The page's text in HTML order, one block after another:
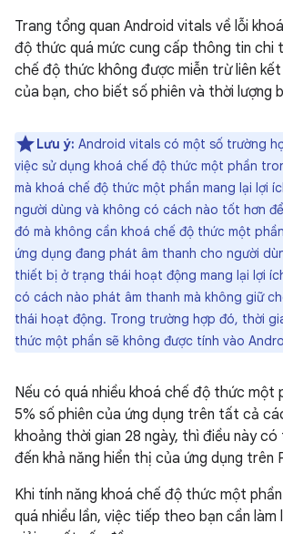
Trang tổng quan Android vitals về lỗi
độ thức quá mức cung cấp thông tin chi
chế độ thức không được miễn trừ liên kết
của bạn, cho biết số phiên và thời lượng
Lưu ý: Android vitals có một số trường
việc sử dụng khoá chế độ thức một phần
mà khoá chế độ thức một phần mang lại lợi
người dùng và không có cách nào tốt hơn
đó mà không cần khoá chế độ thức một
ứng dụng đang phát âm thanh cho người
thiết bị ở trạng thái hoạt động mang lại lợi
có cách nào phát âm thanh mà không giữ
thái hoạt động. Trong trường hợp đó, thời
thức một phần sẽ không được tính vào
Nếu có quá nhiều khoá chế độ thức một
5% số phiên của ứng dụng trên tất cả
khoảng thời gian 28 ngày, thì điều này có
đến khả năng hiển thị của ứng dụng trên
Khi tính năng khoá chế độ thức một
quá nhiều lần, việc tiếp theo bạn cần làm